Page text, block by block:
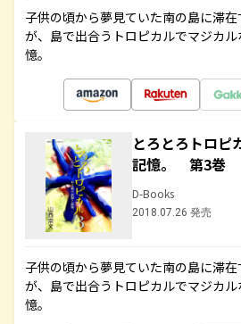
子供の頃から夢見ていた南の島に滞
が、島で出合うトロピカルでマジカ
憶。
とろとろトロ
記憶。 第3巻
D-Books
2018.07.26 発売
子供の頃から夢見ていた南の島に滞
が、島で出合うトロピカルでマジカ
憶。